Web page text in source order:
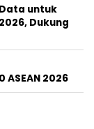
untuk
Dukung
ASEAN 2026